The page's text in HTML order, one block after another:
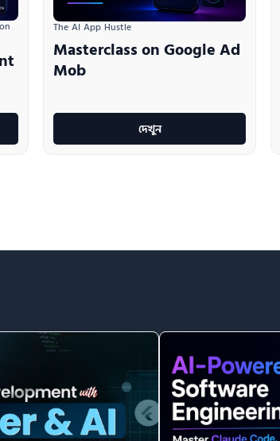
The AI App Hustle
Masterclass on Google Ad
Mob
দেখুন